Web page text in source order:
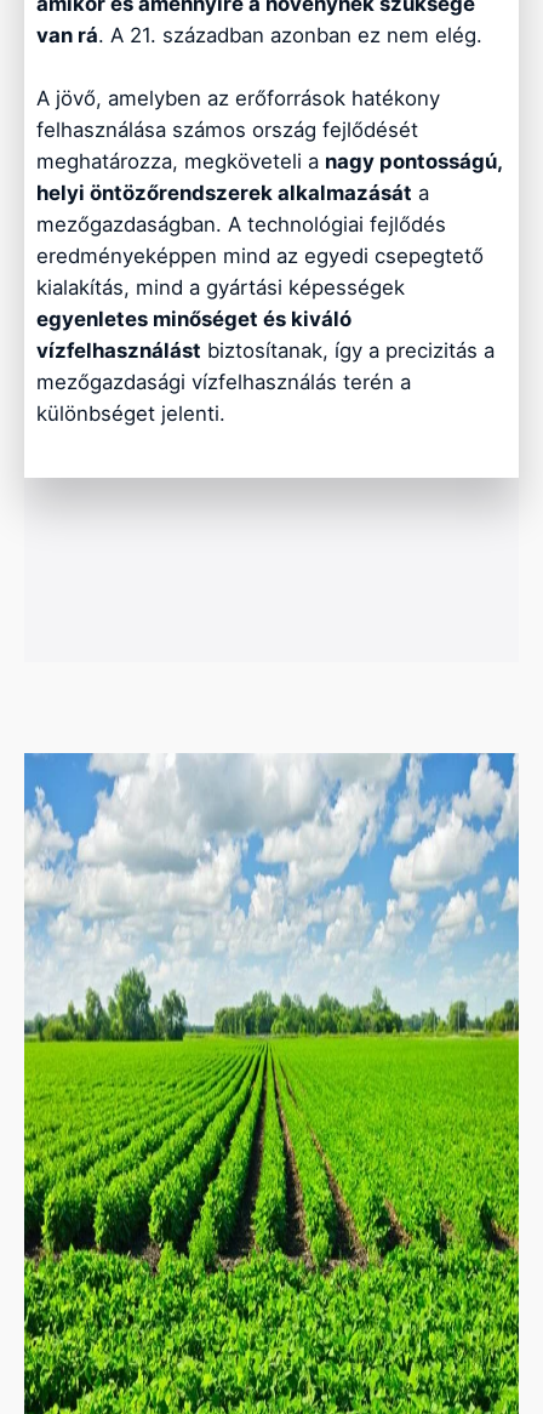
van rá. A 21. században azonban ez nem elég.
A jövő, amelyben az erőforrások hatékony
felhasználása számos ország fejlődését
meghatározza, megköveteli a nagy pontosságú,
helyi öntözőrendszerek alkalmazását a
mezőgazdaságban. A technológiai fejlődés
eredményeképpen mind az egyedi csepegtető
kialakítás, mind a gyártási képességek
egyenletes minőséget és kiváló
vízfelhasználást biztosítanak, így a precizitás a
mezőgazdasági vízfelhasználás terén a
különbséget jelenti.